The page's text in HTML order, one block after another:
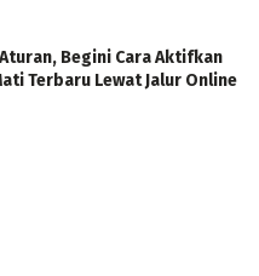
Begini Cara Aktifkan
Terbaru Lewat Jalur Online